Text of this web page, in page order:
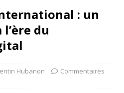
: un
du
Hubanon
Commentaires